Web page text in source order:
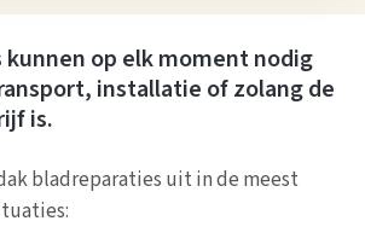
kunnen op elk moment nodig
installatie of zolang de
is.
bladreparaties uit in de meest